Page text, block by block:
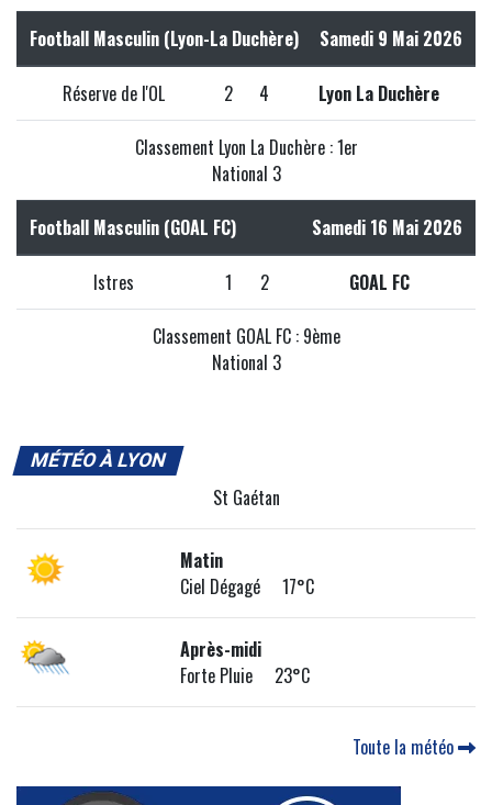
Football Masculin (Lyon-La Duchère) Samedi 9 Mai 2026
Réserve de l'OL 2 4 Lyon La Duchère
Classement Lyon La Duchère : 1er
National 3
Football Masculin (GOAL FC) Samedi 16 Mai 2026
Istres 1 2 GOAL FC
Classement GOAL FC : 9ème
National 3
MÉTÉO À LYON
St Gaétan
Matin
Ciel Dégagé 17°C
Après-midi
Forte Pluie 23°C
Toute la météo